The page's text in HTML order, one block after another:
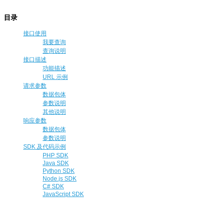
目录
接口使用
我要查询
查询说明
接口描述
功能描述
URL 示例
请求参数
数据包体
参数说明
其他说明
响应参数
数据包体
参数说明
SDK 及代码示例
PHP SDK
Java SDK
Python SDK
Node.js SDK
C# SDK
JavaScript SDK